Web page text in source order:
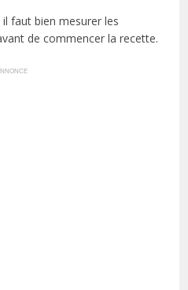
faut bien mesurer les
de commencer la recette.